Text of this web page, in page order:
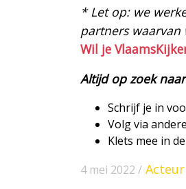
* Let op: we
partners waarvan
Wil je
Altijd op zoek
Schrijf je in
Volg via
Klets mee in de
4 mei 2022 / Acteur